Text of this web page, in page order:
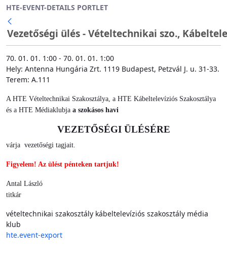
Ugrás a fő tartalomhoz
HTE-EVENT-DETAILS PORTLET
Vezetőségi ülés - Vételtechnikai szo.,
70. 01. 01. 1:00 - 70. 01. 01. 1:00
Hely: Antenna Hungária Zrt. 1119 Budapest, Petzvál J. u. 31-33.
Terem: A.111
A HTE Vételtechnikai Szakosztálya, a HTE Kábeltelevíziós Szakosztálya
és a HTE Médiaklubja a szokásos havi
VEZETŐSÉGI ÜLÉSÉRE
várja vezetőségi tagjait.
Figyelem! Az ülést pénteken tartjuk!
Antal László
titkár
vételtechnikai szakosztály kábeltelevíziós szakosztály média
klub
hte.event-export